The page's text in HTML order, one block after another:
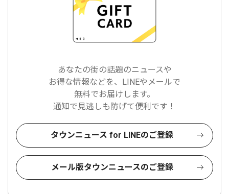
あなたの街の話題のニュースや
お得な情報などを、LINEやメールで
無料でお届けします。
通知で見逃しも防げて便利です！
タウンニュース for LINEのご登録
メール版タウンニュースのご登録